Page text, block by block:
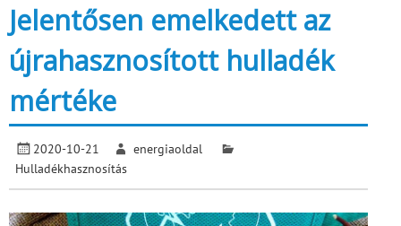
Jelentősen emelkedett az
újrahasznosított hulladék
mértéke
2020-10-21
energiaoldal
Hulladékhasznosítás